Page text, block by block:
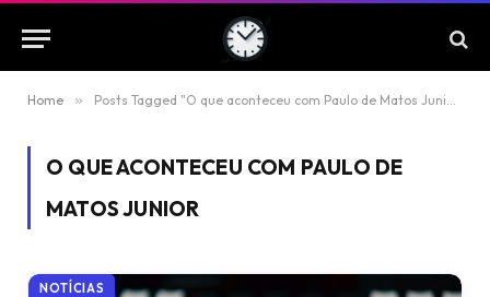
Home » Posts Tagged "O que aconteceu com Paulo de Matos Junior"
O QUE ACONTECEU COM PAULO DE
MATOS JUNIOR
NOTÍCIAS